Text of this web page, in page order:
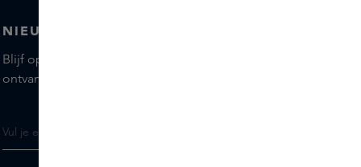
NIEUWSBRIEF
Blijf op de hoogte van de nieuwste merken en producten,
ontvang tips van onze Skins Experts.